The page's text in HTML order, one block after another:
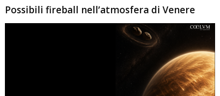
Possibili fireball nell’atmosfera di Venere